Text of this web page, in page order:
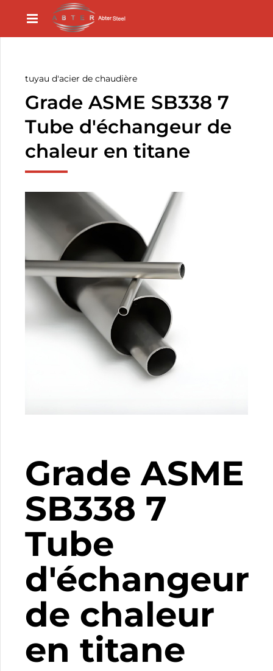
tuyau d'acier de chaudière
Grade ASME SB338 7
Tube d'échangeur de
chaleur en titane
Grade ASME
SB338 7
Tube
d'échangeur
de chaleur
en titane